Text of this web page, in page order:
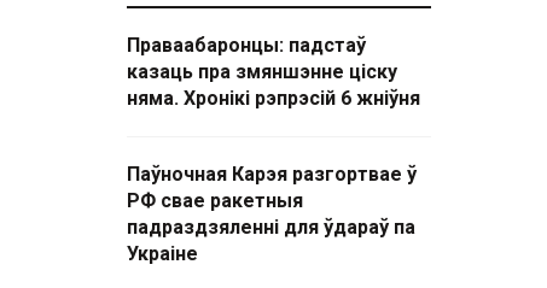
Праваабаронцы: падстаў
казаць пра змяншэнне ціску
няма. Хронікі рэпрэсій 6 жніўня
Паўночная Карэя разгортвае ў
РФ свае ракетныя
падраздзяленні для ўдараў па
Украіне